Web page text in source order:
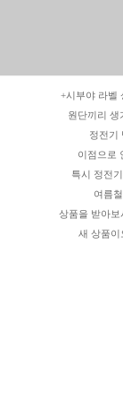
+시부야 라벨
원단끼리 생
정전기
이점으로
특시 정전
여름
상품을 받아
새 상품이